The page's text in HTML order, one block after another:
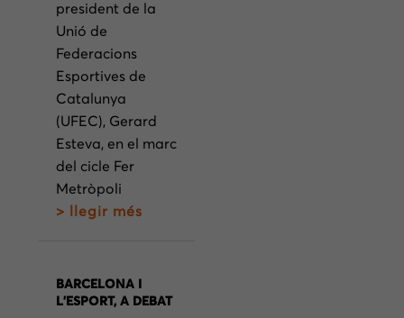
president de la
Unió de
Federacions
Esportives de
Catalunya
(UFEC), Gerard
Esteva, en el marc
del cicle Fer
Metròpoli
> llegir més
BARCELONA I
L’ESPORT, A DEBAT